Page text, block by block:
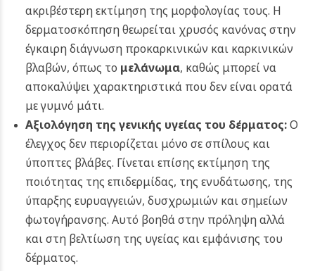
ακριβέστερη εκτίμηση της μορφολογίας τους. Η
δερματοσκόπηση θεωρείται χρυσός κανόνας στην
έγκαιρη διάγνωση προκαρκινικών και καρκινικών
βλαβών, όπως το μελάνωμα, καθώς μπορεί να
αποκαλύψει χαρακτηριστικά που δεν είναι ορατά
με γυμνό μάτι.
Αξιολόγηση της γενικής υγείας του δέρματος:Ο
έλεγχος δεν περιορίζεται μόνο σε σπίλους και
ύποπτες βλάβες. Γίνεται επίσης εκτίμηση της
ποιότητας της επιδερμίδας, της ενυδάτωσης, της
ύπαρξης ευρυαγγειών, δυσχρωμιών και σημείων
φωτογήρανσης. Αυτό βοηθά στην πρόληψη αλλά
και στη βελτίωση της υγείας και εμφάνισης του
δέρματος.